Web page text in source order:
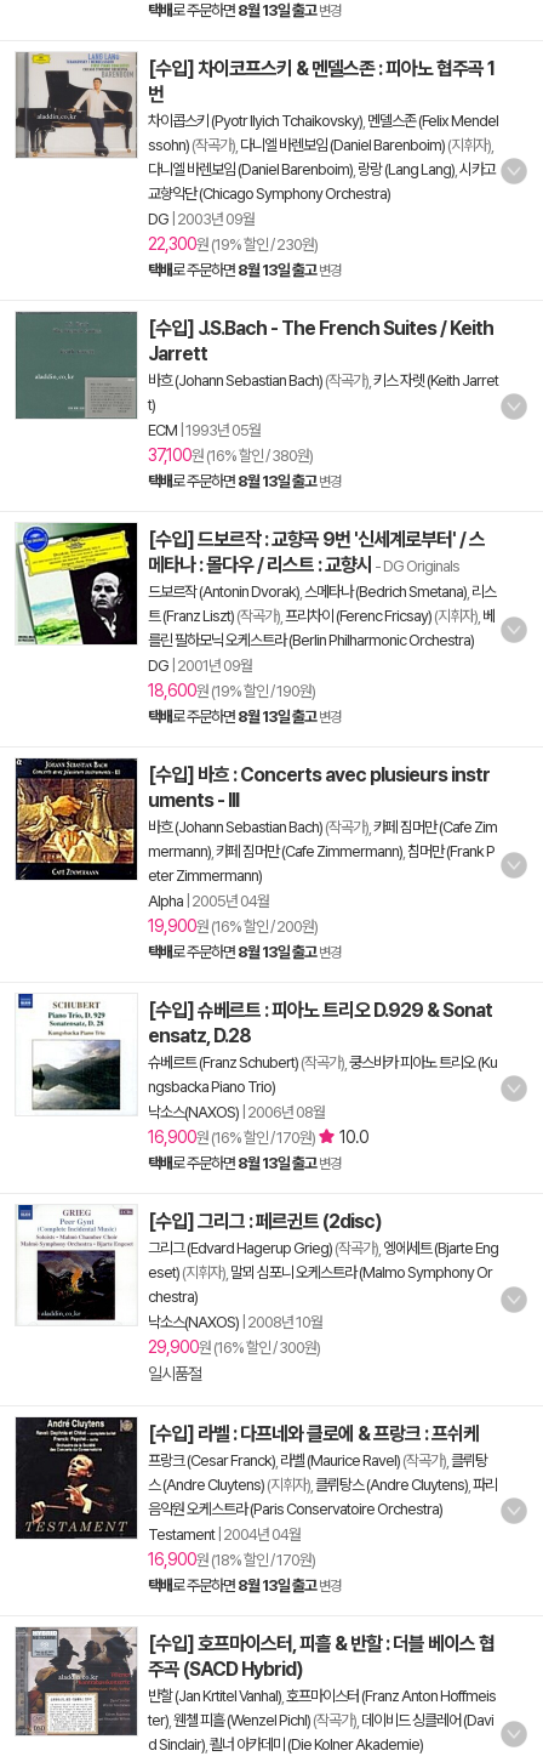
택배로 주문하면 8월 13일 출고 변경
[수입] 차이코프스키 & 멘델스존 : 피아노 협주곡 1
번
차이콥스키 (Pyotr Ilyich Tchaikovsky) 멘델스존 (Felix Mendel
ssohn) (작곡가), 다니엘 바렌보임 (Daniel Barenboim) (지휘자),
다니엘 바렌보임 (Daniel Barenboim) 랑랑 (Lang Lang) 시카고
교향악단 (Chicago Symphony Orchestra)
DG 2003년 09월
22,300원 (19% 할인 / 230원)
택배로 주문하면 8월 13일 출고 변경
[수입] J.S.Bach - The French Suites / Keith
Jarrett
바흐 (Johann Sebastian Bach) (작곡가), 키스 자렛 (Keith Jarret
t)
ECM 1993년 05월
37,100원 (16% 할인 / 380원)
택배로 주문하면 8월 13일 출고 변경
[수입] 드보르작 : 교향곡 9번 '신세계로부터' / 스
메타나 : 몰다우 / 리스트 : 교향시 - DG Originals
드보르작 (Antonin Dvorak) 스메타나 (Bedrich Smetana) 리스
트 (Franz Liszt) (작곡가), 프리차이 (Ferenc Fricsay) (지휘자), 베
를린 필하모닉 오케스트라 (Berlin Philharmonic Orchestra)
DG 2001년 09월
18,600원 (19% 할인 / 190원)
택배로 주문하면 8월 13일 출고 변경
[수입] 바흐 : Concerts avec plusieurs instr
uments - III
바흐 (Johann Sebastian Bach) (작곡가), 카페 짐머만 (Cafe Zim
mermann) 카페 짐머만 (Cafe Zimmermann) 침머만 (Frank P
eter Zimmermann)
Alpha 2005년 04월
19,900원 (16% 할인 / 200원)
택배로 주문하면 8월 13일 출고 변경
[수입] 슈베르트 : 피아노 트리오 D.929 & Sonat
ensatz, D.28
슈베르트 (Franz Schubert) (작곡가), 쿵스바카 피아노 트리오 (Ku
ngsbacka Piano Trio)
낙소스(NAXOS) 2006년 08월
16,900원 (16% 할인 / 170원) 10.0
택배로 주문하면 8월 13일 출고 변경
[수입] 그리그 : 페르귄트 (2disc)
그리그 (Edvard Hagerup Grieg) (작곡가), 엥에세트 (Bjarte Eng
eset) (지휘자), 말뫼 심포니 오케스트라 (Malmo Symphony Or
chestra)
낙소스(NAXOS) 2008년 10월
29,900원 (16% 할인 / 300원)
일시품절
[수입] 라벨 : 다프네와 클로에 & 프랑크 : 프쉬케
프랑크 (Cesar Franck) 라벨 (Maurice Ravel) (작곡가), 클뤼탕
스 (Andre Cluytens) (지휘자), 클뤼탕스 (Andre Cluytens) 파리
음악원 오케스트라 (Paris Conservatoire Orchestra)
Testament| 2004년 04월
16,900원 (18% 할인 / 170원)
택배로 주문하면 8월 13일 출고 변경
[수입] 호프마이스터, 피흘 & 반할 : 더블 베이스 협
주곡 (SACD Hybrid)
반할 (Jan Krtitel Vanhal) 호프마이스터 (Franz Anton Hoffmeis
ter) 웬첼 피흘 (Wenzel Pichl) (작곡가), 데이비드 싱클레어 (Davi
d Sinclair) 쾰너 아카데미 (Die Kolner Akademie)